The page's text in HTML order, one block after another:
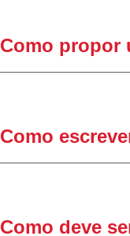
Como propor
Como
Como deve